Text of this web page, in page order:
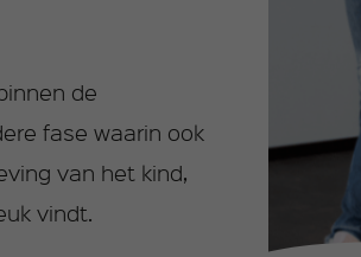
de
fase waarin ook
van het kind,
vindt.